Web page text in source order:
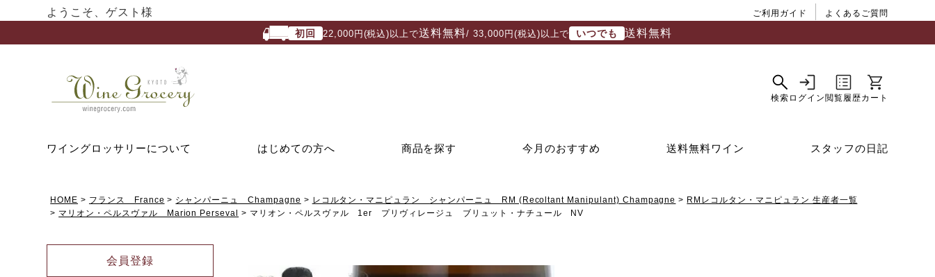
ようこそ、ゲスト様 ご利用ガイド よくあるご質問
初回 22,000円(税込)以上で送料無料/ 33,000円(税込)以上で いつでも 送料無料
ワイングロッサリーについて はじめての方へ 商品を探す 今月のおすすめ 送料無料ワイン スタッフの日記
HOME フランス France シャンパーニュ Champagne レコルタン・マニピュラン シャンパーニュ RM (Recoltant Manipulant) Champagne
RMレコルタン・マニピュラン 生産者一覧
マリオン・ペルスヴァル Marion Perseval
マリオン・ペルスヴァル 1er プリヴィレージュ ブリュット・ナチュール NV
会員登録